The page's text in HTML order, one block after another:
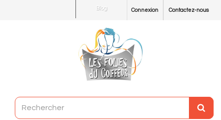
Contactez-nous
Connexion
Blog